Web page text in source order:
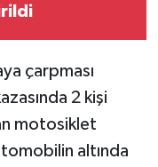
çarpması
2 kişi
motosiklet
altında